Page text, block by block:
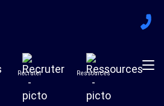
Recruter Ressources